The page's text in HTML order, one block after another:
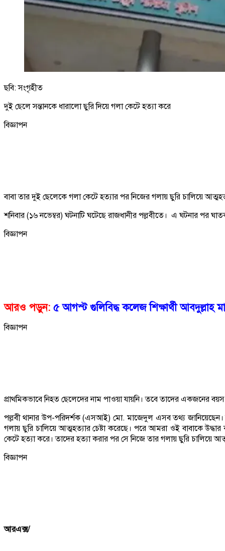
ছবি: সংগৃহীত
দুই ছেলে সন্তানকে ধারালো ছুরি দিয়ে গলা কেটে হত্যা করে
বিজ্ঞাপন
বাবা তার দুই ছেলেকে গলা কেটে হত্যার পর নিজের গলায় ছুরি চালিয়ে
শনিবার (১৬ নভেম্বর) ঘটনাটি ঘটেছে রাজধানীর পল্লবীতে। এ ঘটনার পর
বিজ্ঞাপন
আরও পড়ুন: ৫ আগস্ট গুলিবিদ্ধ কলেজ শিক্ষার্থী আবদুল্লাহ
বিজ্ঞাপন
প্রাথমিকভাবে নিহত ছেলেদের নাম পাওয়া যায়নি। তবে তাদের
পল্লবী থানার উপ-পরিদর্শক (এসআই) মো. মাজেদুল এসব তথ্য জানিয়েছেন।
গলায় ছুরি চালিয়ে আত্মহত্যার চেষ্টা করেছে। পরে আমরা ওই বাবাকে
কেটে হত্যা করে। তাদের হত্যা করার পর সে নিজে তার গলায় ছুরি চালিয়ে
বিজ্ঞাপন
আরএক্স/